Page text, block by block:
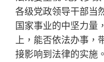
各级党政领导干部当
国家事业的中坚力量
上，能否依法办事，
接影响到法律的实施